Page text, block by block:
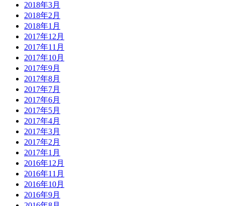
2018年3月
2018年2月
2018年1月
2017年12月
2017年11月
2017年10月
2017年9月
2017年8月
2017年7月
2017年6月
2017年5月
2017年4月
2017年3月
2017年2月
2017年1月
2016年12月
2016年11月
2016年10月
2016年9月